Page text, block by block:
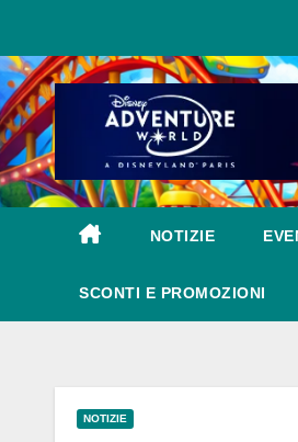
al
contenuto
NOTIZIE
SCONTI E PROMOZIONI
NOTIZIE